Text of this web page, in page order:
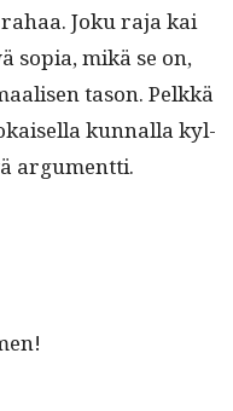
Joku raja kai
sopia, mikä se on,
tason. Pelkkä
kun­nal­la kyl­
argumentti.